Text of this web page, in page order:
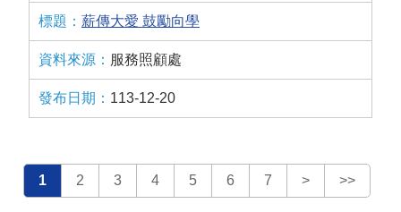
薪傳大愛 鼓勵向學
服務照顧處
113-12-20
1 2 3 4 5 6 7 > >>